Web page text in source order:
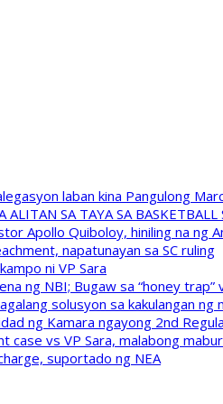
laban kina Pangulong
ALITAN SA TAYA SA
Apollo Quiboloy, hiniling na ng
napatunayan sa SC ruling
ni VP Sara
ng NBI; Bugaw sa “honey
solusyon sa kakulangan
ng Kamara ngayong 2nd
case vs VP Sara, malabong
suportado ng NEA